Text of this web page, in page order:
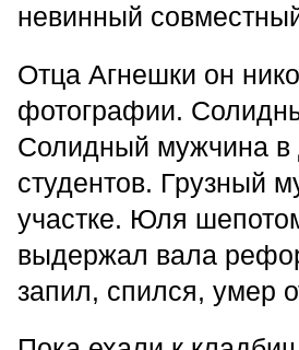
невинный
Отца Агнешки он
фотографии.
Солидный мужчина в
студентов. Грузный
участке. Юля
выдержал вала
запил, спился, умер